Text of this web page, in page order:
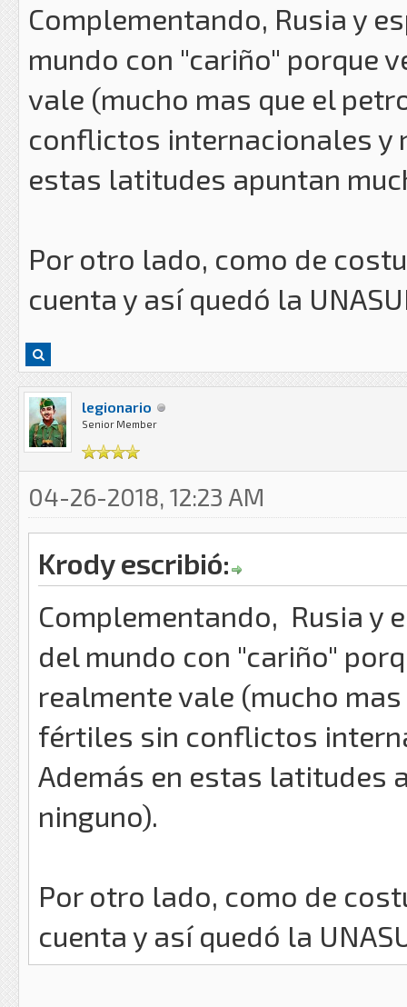
Complementando, Rusia y
mundo con "cariño" porque
vale (mucho mas que el
conflictos internacionales y
estas latitudes apuntan
Por otro lado, como de
cuenta y así quedó la
legionario
Senior Member
04-26-2018, 12:23 AM
Krody escribió:
Complementando, Rusia y
del mundo con "cariño"
realmente vale (mucho
fértiles sin conflictos
Además en estas latitudes
ninguno).
Por otro lado, como de
cuenta y así quedó la